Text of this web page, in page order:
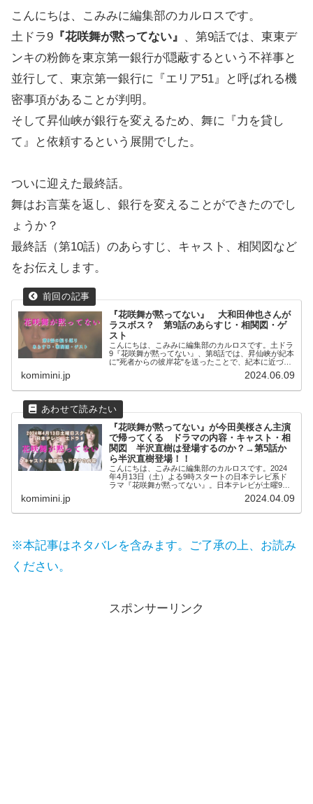
こんにちは、こみみに編集部のカルロスです。
土ドラ9 『花咲舞が黙ってない』 、第9話では、東東デ
ンキの粉飾を東京第一銀行が隠蔽するという不祥事と
並行して、東京第一銀行に『エリア51』と呼ばれる機
密事項があることが判明。
そして昇仙峡が銀行を変えるため、舞に『力を貸し
て』と依頼するという展開でした。
ついに迎えた最終話。
舞はお言葉を返し、銀行を変えることができたのでし
ょうか？
最終話（第10話）のあらすじ、キャスト、相関図など
をお伝えします。
『花咲舞が黙ってない』 大和田伸也さんが
ラスボス？ 第9話のあらすじ・相関図・ゲ
スト
こんにちは、こみみに編集部のカルロスです。土ドラ
9『花咲舞が黙ってない』、第8話では、昇仙峡が紀本
に"死者からの彼岸花"を送ったことで、紀本に近づい
komimini.jp 2024.06.09
『花咲舞が黙ってない』が今田美桜さん主演
で帰ってくる ドラマの内容・キャスト・相
関図 半沢直樹は登場するのか？→第5話か
ら半沢直樹登場！！
こんにちは、こみみに編集部のカルロスです。2024
年4月13日（土）よる9時スタートの日本テレビ系ド
ラマ『花咲舞が黙ってない』。日本テレビが土曜9時
komimini.jp 2024.04.09
※本記事はネタバレを含みます。ご了承の上、お読み
ください。
スポンサーリンク